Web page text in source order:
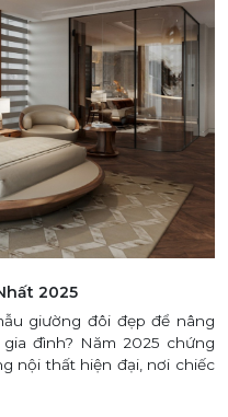
2025
giường đôi đẹp để nâng
đình? Năm 2025 chứng
nội thất hiện đại, nơi chiếc